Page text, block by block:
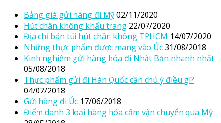
Bảng giá gửi hàng đi Mỹ02/11/2020
Hút chân không khẩu trang 22/07/2020
Địa chỉ bán túi hút chân không TPHCM 14/07/2020
Những thực phẩm được mang vào Úc31/08/2018
Kinh nghiệm gửi hàng hóa đi Nhật Bản nhanh nhất
05/08/2018
Thực phẩm gửi đi Hàn Quốc cần chú ý điều gì?
04/07/2018
Gửi hàng đi Úc 17/06/2018
Điểm danh 3 loại hàng hóa cấm vận chuyển qua Mỹ